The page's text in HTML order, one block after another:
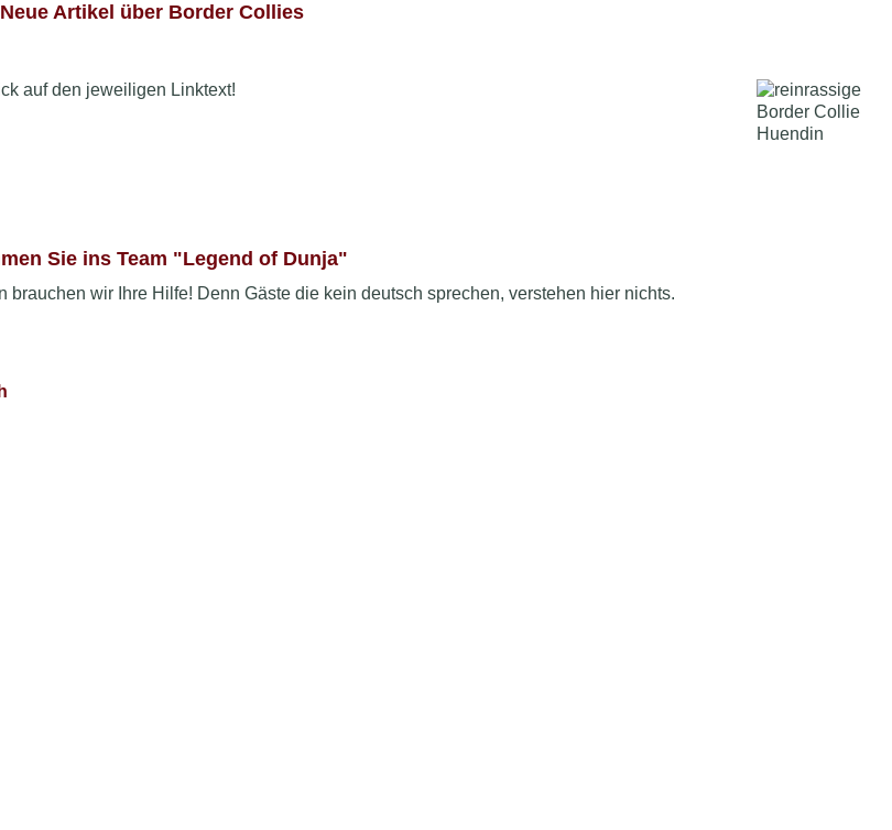
Neue Artikel über Border Collies
auf den jeweiligen Linktext!
Sie ins Team "Legend of Dunja"
wir Ihre Hilfe! Denn Gäste die kein deutsch sprechen, verstehen hier nichts.